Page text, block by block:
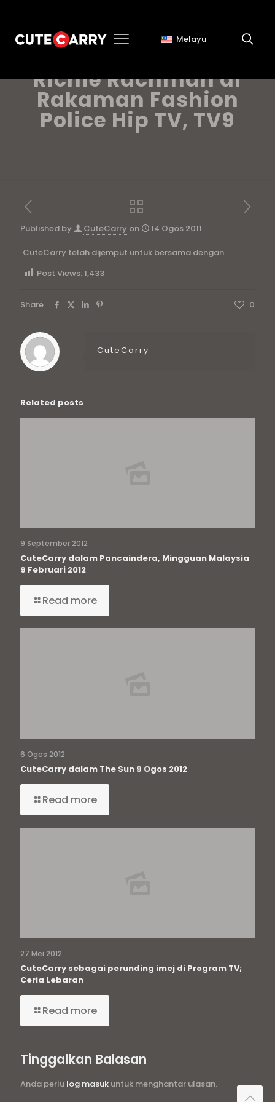
Melayu
Richie Rachman di
Rakaman Fashion
Police Hip TV, TV9
Published by CuteCarry on 14 Ogos 2011
CuteCarry telah dijemput untuk bersama dengan
Post Views: 1,433
Share 0
CuteCarry
Related posts
9 September 2012
CuteCarry dalam Pancaindera, Mingguan Malaysia
9 Februari 2012
Read more
6 Ogos 2012
CuteCarry dalam The Sun 9 Ogos 2012
Read more
27 Mei 2012
CuteCarry sebagai perunding imej di Program TV;
Ceria Lebaran
Read more
Tinggalkan Balasan
Anda perlu log masuk untuk menghantar ulasan.